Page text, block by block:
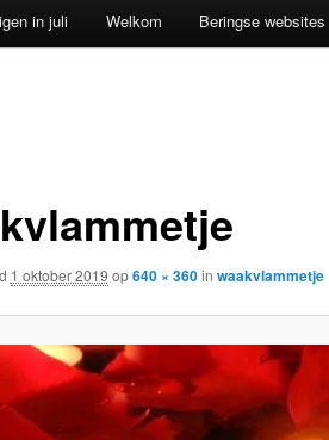
in juli Welkom Beringse websites
1 oktober 2019 op640 × 360in waakvlammetje